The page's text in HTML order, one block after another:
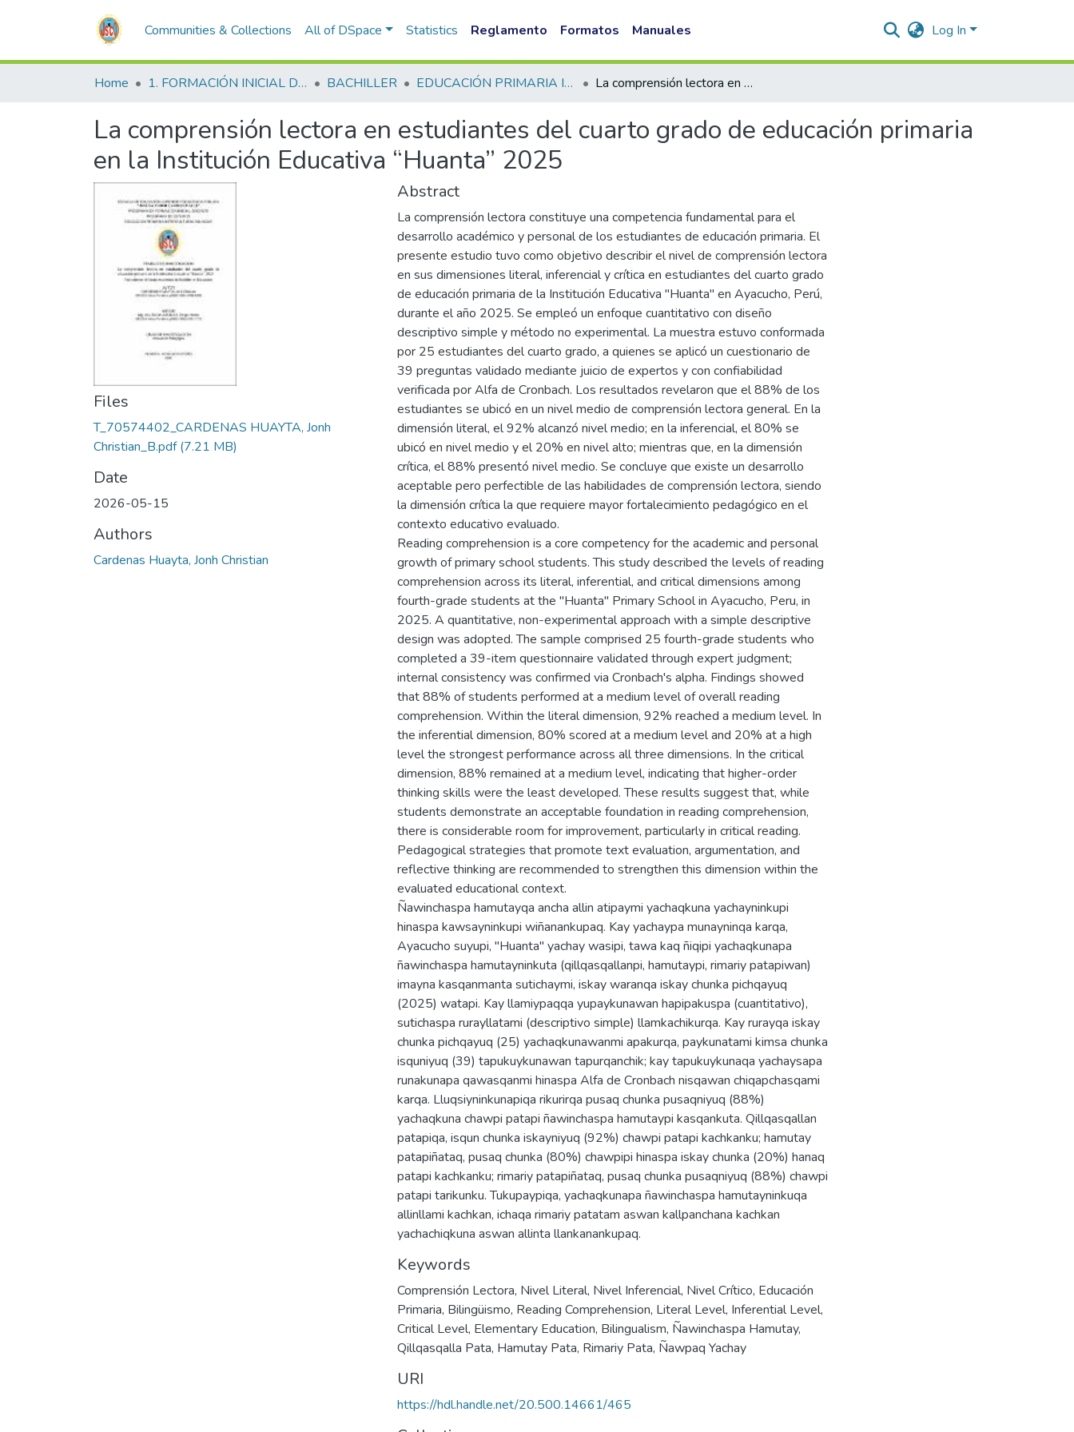
Communities & Collections All of DSpace Statistics Reglamento Formatos Manuales Log In
Home 1. FORMACIÓN INICIAL DOCENTE BACHILLER EDUCACIÓN PRIMARIA INTERCULTURAL BILINGUE FID La comprensión lectora en estudiantes del cuarto grado de educación primaria en la Institución Educativa “Huanta” 2025
La comprensión lectora en estudiantes del cuarto grado de educación primaria
en la Institución Educativa “Huanta” 2025
Files
T_70574402_CARDENAS HUAYTA, Jonh
Christian_B.pdf(7.21 MB)
Date
2026-05-15
Authors
Cardenas Huayta, Jonh Christian
Abstract
La comprensión lectora constituye una competencia fundamental para el
desarrollo académico y personal de los estudiantes de educación primaria. El
presente estudio tuvo como objetivo describir el nivel de comprensión lectora
en sus dimensiones literal, inferencial y crítica en estudiantes del cuarto grado
de educación primaria de la Institución Educativa "Huanta" en Ayacucho, Perú,
durante el año 2025. Se empleó un enfoque cuantitativo con diseño
descriptivo simple y método no experimental. La muestra estuvo conformada
por 25 estudiantes del cuarto grado, a quienes se aplicó un cuestionario de
39 preguntas validado mediante juicio de expertos y con confiabilidad
verificada por Alfa de Cronbach. Los resultados revelaron que el 88% de los
estudiantes se ubicó en un nivel medio de comprensión lectora general. En la
dimensión literal, el 92% alcanzó nivel medio; en la inferencial, el 80% se
ubicó en nivel medio y el 20% en nivel alto; mientras que, en la dimensión
crítica, el 88% presentó nivel medio. Se concluye que existe un desarrollo
aceptable pero perfectible de las habilidades de comprensión lectora, siendo
la dimensión crítica la que requiere mayor fortalecimiento pedagógico en el
contexto educativo evaluado.
Reading comprehension is a core competency for the academic and personal
growth of primary school students. This study described the levels of reading
comprehension across its literal, inferential, and critical dimensions among
fourth-grade students at the "Huanta" Primary School in Ayacucho, Peru, in
2025. A quantitative, non-experimental approach with a simple descriptive
design was adopted. The sample comprised 25 fourth-grade students who
completed a 39-item questionnaire validated through expert judgment;
internal consistency was confirmed via Cronbach's alpha. Findings showed
that 88% of students performed at a medium level of overall reading
comprehension. Within the literal dimension, 92% reached a medium level. In
the inferential dimension, 80% scored at a medium level and 20% at a high
level the strongest performance across all three dimensions. In the critical
dimension, 88% remained at a medium level, indicating that higher-order
thinking skills were the least developed. These results suggest that, while
students demonstrate an acceptable foundation in reading comprehension,
there is considerable room for improvement, particularly in critical reading.
Pedagogical strategies that promote text evaluation, argumentation, and
reflective thinking are recommended to strengthen this dimension within the
evaluated educational context.
Ñawinchaspa hamutayqa ancha allin atipaymi yachaqkuna yachayninkupi
hinaspa kawsayninkupi wiñanankupaq. Kay yachaypa munayninqa karqa,
Ayacucho suyupi, "Huanta" yachay wasipi, tawa kaq ñiqipi yachaqkunapa
ñawinchaspa hamutayninkuta (qillqasqallanpi, hamutaypi, rimariy patapiwan)
imayna kasqanmanta sutichaymi, iskay waranqa iskay chunka pichqayuq
(2025) watapi. Kay llamiypaqqa yupaykunawan hapipakuspa (cuantitativo),
sutichaspa rurayllatami (descriptivo simple) llamkachikurqa. Kay rurayqa iskay
chunka pichqayuq (25) yachaqkunawanmi apakurqa, paykunatami kimsa chunka
isquniyuq (39) tapukuykunawan tapurqanchik; kay tapukuykunaqa yachaysapa
runakunapa qawasqanmi hinaspa Alfa de Cronbach nisqawan chiqapchasqami
karqa. Lluqsiyninkunapiqa rikurirqa pusaq chunka pusaqniyuq (88%)
yachaqkuna chawpi patapi ñawinchaspa hamutaypi kasqankuta. Qillqasqallan
patapiqa, isqun chunka iskayniyuq (92%) chawpi patapi kachkanku; hamutay
patapiñataq, pusaq chunka (80%) chawpipi hinaspa iskay chunka (20%) hanaq
patapi kachkanku; rimariy patapiñataq, pusaq chunka pusaqniyuq (88%) chawpi
patapi tarikunku. Tukupaypiqa, yachaqkunapa ñawinchaspa hamutayninkuqa
allinllami kachkan, ichaqa rimariy patatam aswan kallpanchana kachkan
yachachiqkuna aswan allinta llankanankupaq.
Keywords
Comprensión Lectora, Nivel Literal, Nivel Inferencial, Nivel Crítico, Educación
Primaria, Bilingüismo, Reading Comprehension, Literal Level, Inferential Level,
Critical Level, Elementary Education, Bilingualism, Ñawinchaspa Hamutay,
Qillqasqalla Pata, Hamutay Pata, Rimariy Pata, Ñawpaq Yachay
URI
https://hdl.handle.net/20.500.14661/465